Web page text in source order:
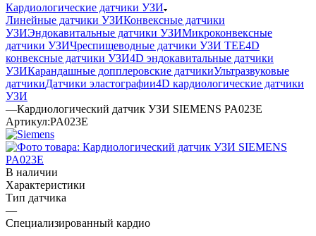
Кардиологические датчики УЗИ
Линейные датчики УЗИКонвексные датчики
УЗИЭндокавитальные датчики УЗИМикроконвексные
датчики УЗИЧреспищеводные датчики УЗИ TEE4D
конвексные датчики УЗИ4D эндокавитальные датчики
УЗИКарандашные допплеровские датчикиУльтразвуковые
датчикиДатчики эластографии4D кардиологические датчики
УЗИ
—Кардиологический датчик УЗИ SIEMENS PA023E
Артикул:PA023E
В наличии
Характеристики
Тип датчика
—
Специализированный кардио